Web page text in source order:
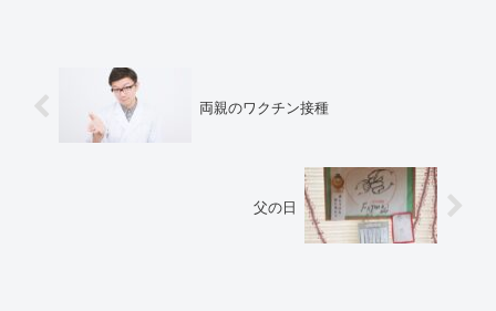
両親のワクチン接種
父の日